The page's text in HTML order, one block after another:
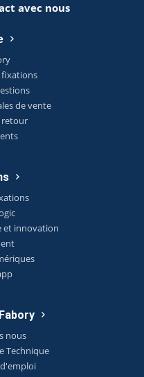
avec nous
fixations
de vente
retour
et innovation
nous
Technique